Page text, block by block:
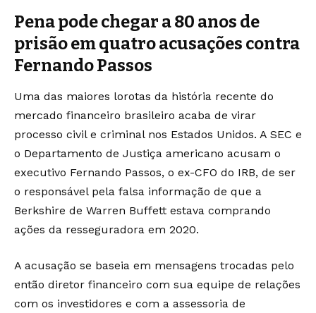
Pena pode chegar a 80 anos de
prisão em quatro acusações contra
Fernando Passos
Uma das maiores lorotas da história recente do
mercado financeiro brasileiro acaba de virar
processo civil e criminal nos Estados Unidos. A SEC e
o Departamento de Justiça americano acusam o
executivo Fernando Passos, o ex-CFO do IRB, de ser
o responsável pela falsa informação de que a
Berkshire de Warren Buffett estava comprando
ações da resseguradora em 2020.
A acusação se baseia em mensagens trocadas pelo
então diretor financeiro com sua equipe de relações
com os investidores e com a assessoria de